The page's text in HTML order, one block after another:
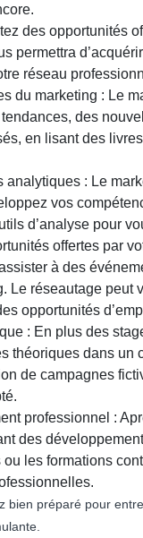
des opportunités
permettra
réseau
du marketing : Le
des
en lisant des
analytiques : Le
vos
d’analyse pour
offertes par
à des
Le réseautage peut
opportunités
: En plus des
théoriques dans
de campagnes
professionnel :
des
les formations
bien préparé pour